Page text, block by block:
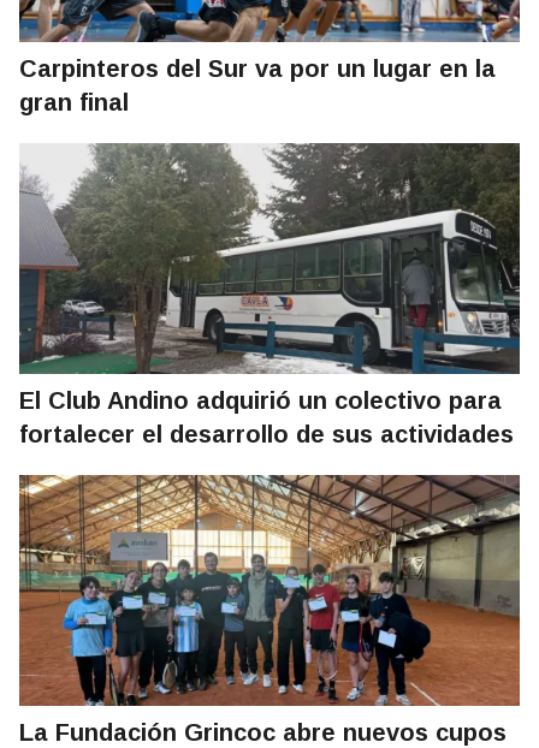
Carpinteros del Sur va por un lugar en la
gran final
El Club Andino adquirió un colectivo para
fortalecer el desarrollo de sus actividades
La Fundación Grincoc abre nuevos cupos